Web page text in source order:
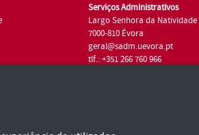
Serviços Administrativos
Largo Senhora da Natividade
7000-810 Évora
geral@sadm.uevora.pt
tlf.: +351 266 760 966